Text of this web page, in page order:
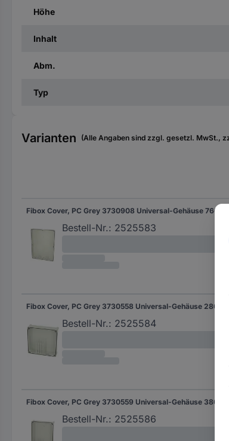
Höhe
Inhalt
Abm.
Typ
Varianten (Alle Angaben sind zzgl. gesetzl. MwSt.,
Bestell-Nr.: 2525583
Bestell-Nr.: 2525584
Bestell-Nr.: 2525586